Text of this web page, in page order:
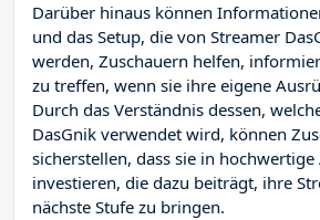
Darüber hinaus können
und das Setup, die von Streamer
werden, Zuschauern helfen,
zu treffen, wenn sie ihre eigene
Durch das Verständnis dessen,
DasGnik verwendet wird, können
sicherstellen, dass sie in
investieren, die dazu beiträgt, ihre
nächste Stufe zu bringen.